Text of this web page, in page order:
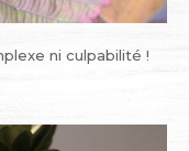
ni culpabilité !